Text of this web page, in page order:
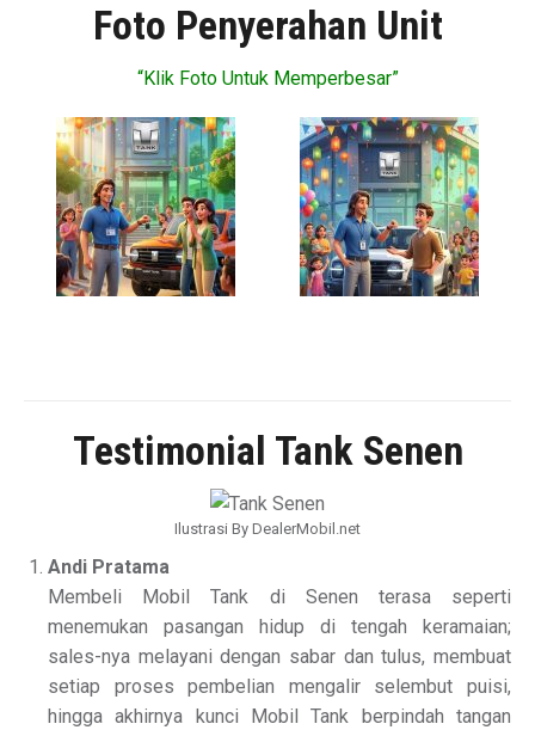
Foto Penyerahan Unit
“Klik Foto Untuk Memperbesar”
Testimonial Tank Senen
Ilustrasi By DealerMobil.net
Andi Pratama
Membeli Mobil Tank di Senen terasa seperti
menemukan pasangan hidup di tengah keramaian;
sales-nya melayani dengan sabar dan tulus, membuat
setiap proses pembelian mengalir selembut puisi,
hingga akhirnya kunci Mobil Tank berpindah tangan